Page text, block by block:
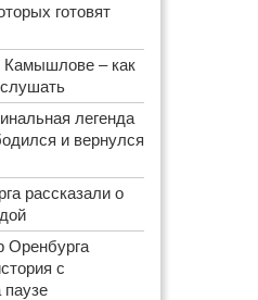
готовят
Камышлове – как
легенда
и вернулся
рассказали о
Оренбурга
с